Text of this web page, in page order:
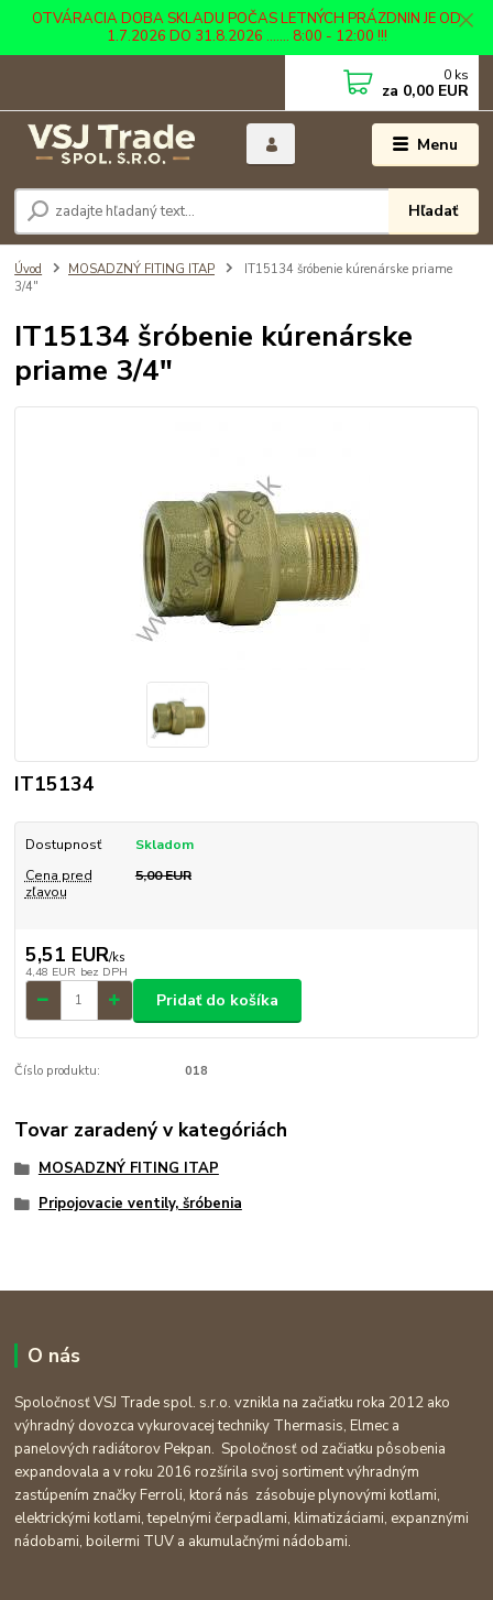
OTVÁRACIA DOBA SKLADU POČAS LETNÝCH PRÁZDNIN JE OD
1.7.2026 DO 31.8.2026 ....... 8:00 - 12:00 !!!
Menu
Hľadať
0 ks
za 0,00 EUR
Úvod MOSADZNÝ FITING ITAP
IT15134 šróbenie kúrenárske priame
3/4"
IT15134 šróbenie kúrenárske
priame 3/4"
IT15134
Dostupnosť
Skladom
Cena pred
zľavou
5,00 EUR
5,51 EUR/ks
4,48 EUR bez DPH
Pridať do košíka
Číslo produktu: 018
Tovar zaradený v kategóriách
MOSADZNÝ FITING ITAP
Pripojovacie ventily, šróbenia
O nás
Spoločnosť VSJ Trade spol. s.r.o. vznikla na začiatku roka 2012 ako
výhradný dovozca vykurovacej techniky Thermasis, Elmec a
panelových radiátorov Pekpan. Spoločnosť od začiatku pôsobenia
expandovala a v roku 2016 rozšírila svoj sortiment výhradným
zastúpením značky Ferroli, ktorá nás zásobuje plynovými kotlami,
elektrickými kotlami, tepelnými čerpadlami, klimatizáciami, expanznými
nádobami, boilermi TUV a akumulačnými nádobami.